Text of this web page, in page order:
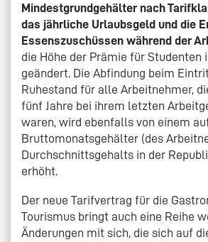
Mindestgrundgehälter nach
das jährliche Urlaubsgeld und die
Essenszuschüssen während der
die Höhe der Prämie für Studenten
geändert. Die Abfindung beim
Ruhestand für alle Arbeitnehmer,
fünf Jahre bei ihrem letzten
waren, wird ebenfalls von einem
Bruttomonatsgehälter (des
Durchschnittsgehalts in der
erhöht.
Der neue Tarifvertrag für die
Tourismus bringt auch eine Reihe
Änderungen mit sich, die sich auf